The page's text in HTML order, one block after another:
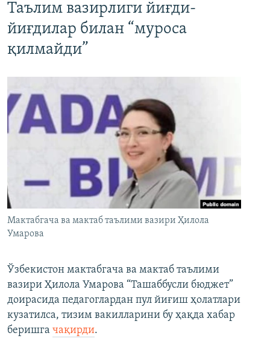
Таълим вазирлиги йиғди-
йиғдилар билан “муроса
қилмайди”
Мактабгача ва мактаб таълими вазири Ҳилола
Умарова
Ўзбекистон мактабгача ва мактаб таълими
вазири Ҳилола Умарова “Ташаббусли бюджет”
доирасида педагоглардан пул йиғиш ҳолатлари
кузатилса, тизим вакилларини бу ҳақда хабар
беришга чақирди.